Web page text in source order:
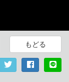
もどる